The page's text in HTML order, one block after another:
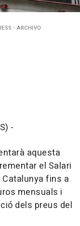
- ARCHIVO
-
aquesta
el Salari
fins a
mensuals i
dels preus del